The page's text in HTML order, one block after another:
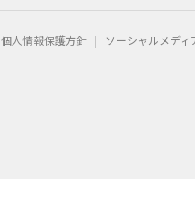
個人情報保護方針 ソーシャルメデ